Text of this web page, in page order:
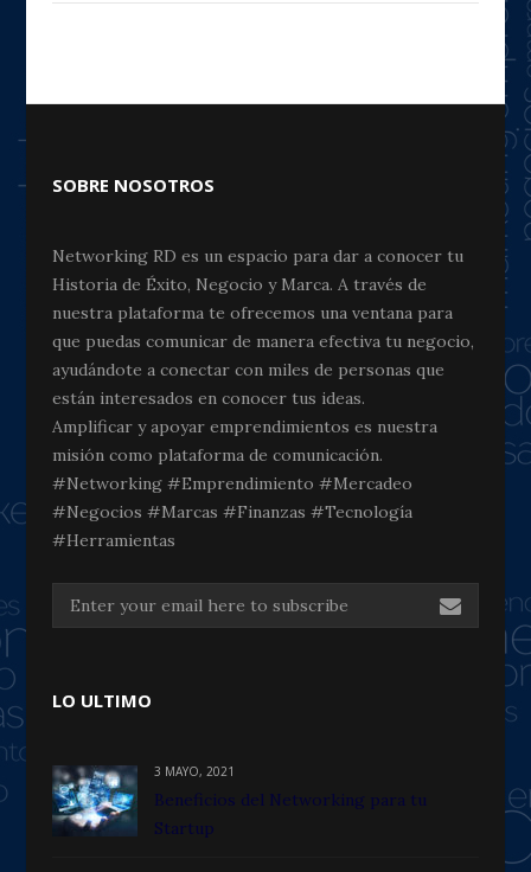
SOBRE NOSOTROS
Networking RD es un espacio para dar a conocer tu
Historia de Éxito, Negocio y Marca. A través de
nuestra plataforma te ofrecemos una ventana para
que puedas comunicar de manera efectiva tu negocio,
ayudándote a conectar con miles de personas que
están interesados en conocer tus ideas.
Amplificar y apoyar emprendimientos es nuestra
misión como plataforma de comunicación.
#Networking #Emprendimiento #Mercadeo
#Negocios #Marcas #Finanzas #Tecnología
#Herramientas
LO ULTIMO
3 MAYO, 2021
Beneficios del Networking para tu
Startup